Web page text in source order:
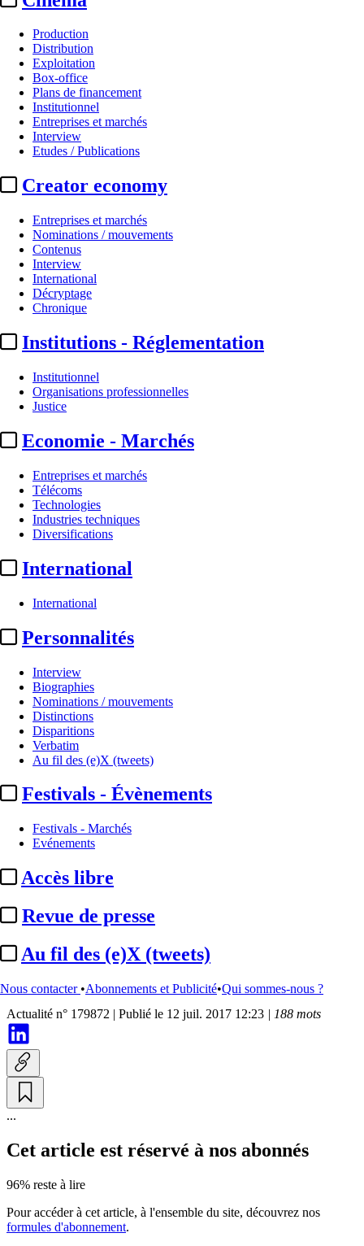
Production
Distribution
Exploitation
Box-office
Plans de financement
Institutionnel
Entreprises et marchés
Interview
Etudes / Publications
Creator economy
Entreprises et marchés
Nominations / mouvements
Contenus
Interview
International
Décryptage
Chronique
Institutions - Réglementation
Institutionnel
Organisations professionnelles
Justice
Economie - Marchés
Entreprises et marchés
Télécoms
Technologies
Industries techniques
Diversifications
International
International
Personnalités
Interview
Biographies
Nominations / mouvements
Distinctions
Disparitions
Verbatim
Au fil des (e)X (tweets)
Festivals - Évènements
Festivals - Marchés
Evénements
Accès libre
Revue de presse
Au fil des (e)X (tweets)
Nous contacter •Abonnements et Publicité•Qui sommes-nous ?
Technologies
Le taux de délocalisation des
FIF à 15% au S1 ...
Actualité n° 179872 | Publié le 12 juil. 2017 12:23 | 188 mots
...
Cet article est réservé à nos abonnés
96% reste à lire
Pour accéder à cet article, à l'ensemble du site, découvrez nos
formules d'abonnement.